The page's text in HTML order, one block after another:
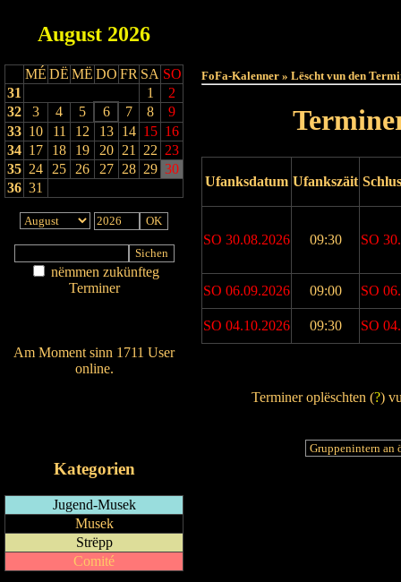
August 2026
MÉ DË MË DO FR SA SO
31
1
2
32
3 4 5 6 7 8
9
33 10 11 12 13 14 15 16
34 17 18 19 20 21 22 23
35 24 25 26 27 28 29 30
36 31
nëmmen zukünfteg
Terminer
Am Moment sinn 1711 User
online.
Kategorien
Jugend-Musek
Musek
Strëpp
Comité
FoFa-Kalenner » Lëscht vun den
Ufanksdatum Ufankszäit
SO 30.08.2026 09:30 SO
SO 06.09.2026 09:00 SO
SO 04.10.2026 09:30 SO
Terminer oplëschten (?)